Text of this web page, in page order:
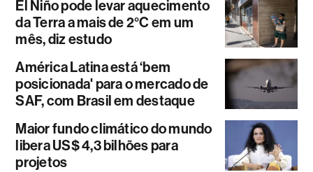
El Niño pode levar aquecimento
da Terra a mais de 2°C em um
mês, diz estudo
América Latina está ‘bem
posicionada' para o mercado de
SAF, com Brasil em destaque
Maior fundo climático do mundo
libera US$ 4,3 bilhões para
projetos